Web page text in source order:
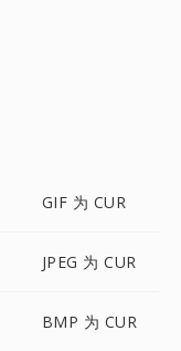
GIF 为 CUR
JPEG 为 CUR
BMP 为 CUR